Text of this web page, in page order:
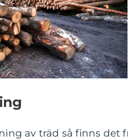
av träd så finns det